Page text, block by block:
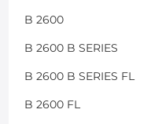
B 2600
B 2600 B SERIES
B 2600 B SERIES FL
B 2600 FL